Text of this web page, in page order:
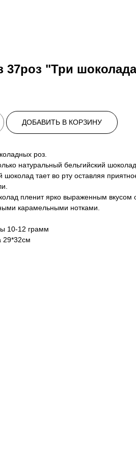
37роз "Три
ДОБАВИТЬ В КОРЗИНУ
роз.
натуральный бельгийский
тает во рту оставляя
пленит ярко выраженным вкусом
карамельными нотками.
10-12 грамм
29*32см